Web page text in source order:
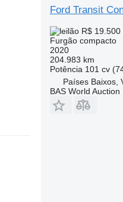
Ford Transit
R$ 19.500
Furgão compacto
2020
204.983 km
Potência 101 cv
Países Baixos,
BAS World Auction